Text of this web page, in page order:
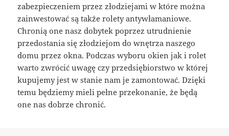
zabezpieczeniem przez złodziejami w które można
zainwestować są także rolety antywłamaniowe.
Chronią one nasz dobytek poprzez utrudnienie
przedostania się złodziejom do wnętrza naszego
domu przez okna. Podczas wyboru okien jak i rolet
warto zwrócić uwagę czy przedsiębiorstwo w której
kupujemy jest w stanie nam je zamontować. Dzięki
temu będziemy mieli pełne przekonanie, że będą
one nas dobrze chronić.